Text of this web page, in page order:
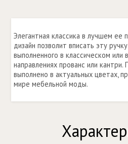
Элегантная классика в лучшем ее
дизайн позволит вписать эту
выполненного в классическом или
направлениях прованс или
выполнено в актуальных цветах,
мире мебельной моды.